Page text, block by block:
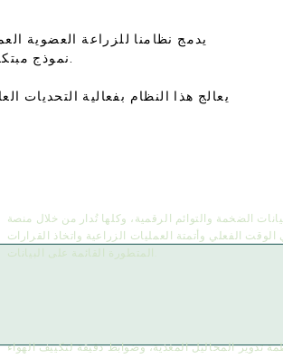
يدمج نظامنا للزراعة العضوية
نموذج مبتكر يدعم تنوعًا لا حدود له للأنواع، غير مقيد بالقيود الجغرافية أو الموسمية.
يعالج هذا النظام بفعالية التحديات
الضخمة والتوائم الرقمية، وكلها تُدار من خلال منصة
الفعلي وأتمتة العمليات الزراعية واتخاذ القرارات
تدوير المحاليل المغذية، وضوابط دقيقة لتكييف الهواء